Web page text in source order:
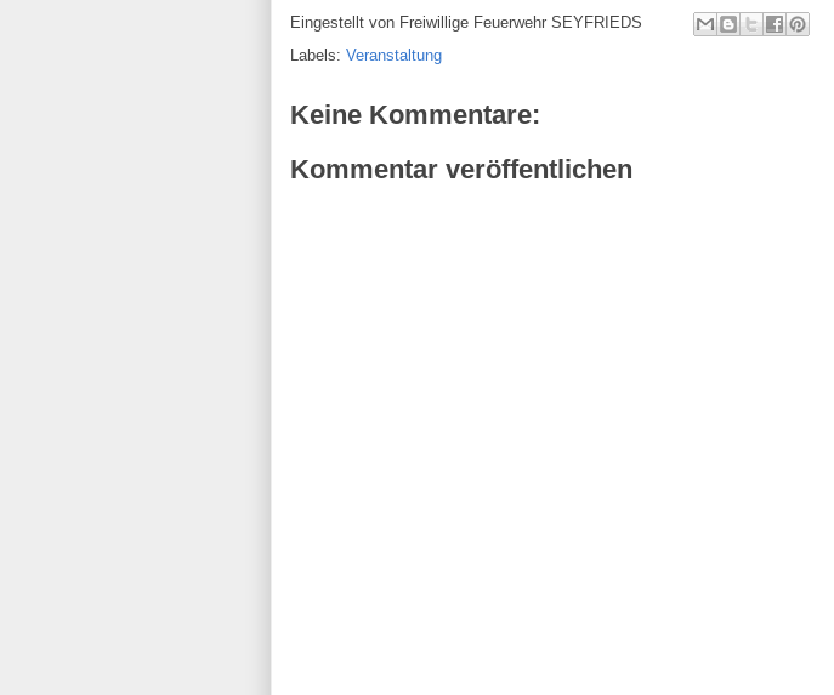
Eingestellt von Freiwillige Feuerwehr SEYFRIEDS
Labels: Veranstaltung
Keine Kommentare:
Kommentar veröffentlichen